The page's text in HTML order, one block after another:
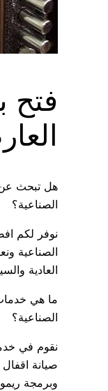
فتح
هل تبحث عن
الصناعية؟
نوفر لكم
الصناعية
العادية
ما هي
الصناعية؟
نقوم في
صيانة
وبرمجة